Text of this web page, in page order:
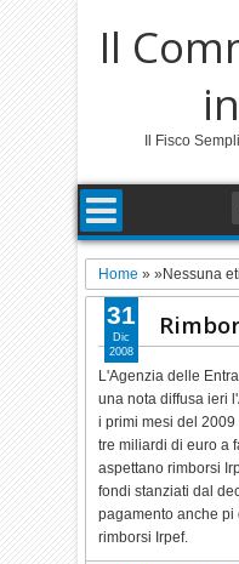
Il
Il Fisco
Home » »Nessuna
L'Agenzia delle
una nota diffusa ieri
i primi mesi del
tre miliardi di euro a
aspettano rimborsi
fondi stanziati dal
pagamento anche
rimborsi Irpef.
31
Dic
2008